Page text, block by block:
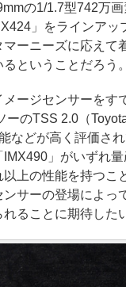
の1/1.7型742万
」をラインアッ
ーニーズに応えて
ということだろう。
ージセンサーをす
ーのTSS 2.0（
などが高く評価さ
IMX490」がいずれ
以上の性能を持つこ
サーの登場によっ
ることに期待した